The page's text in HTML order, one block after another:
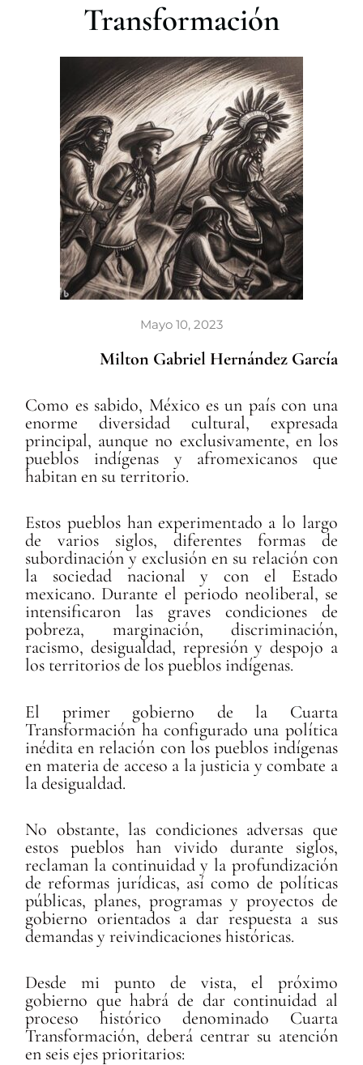
Transformación
Mayo 10, 2023
Milton Gabriel Hernández García
Como es sabido, México es un país con una
enorme diversidad cultural, expresada
principal, aunque no exclusivamente, en los
pueblos indígenas y afromexicanos que
habitan en su territorio.
Estos pueblos han experimentado a lo largo
de varios siglos, diferentes formas de
subordinación y exclusión en su relación con
la sociedad nacional y con el Estado
mexicano. Durante el periodo neoliberal, se
intensificaron las graves condiciones de
pobreza, marginación, discriminación,
racismo, desigualdad, represión y despojo a
los territorios de los pueblos indígenas.
El primer gobierno de la Cuarta
Transformación ha configurado una política
inédita en relación con los pueblos indígenas
en materia de acceso a la justicia y combate a
la desigualdad.
No obstante, las condiciones adversas que
estos pueblos han vivido durante siglos,
reclaman la continuidad y la profundización
de reformas jurídicas, así como de políticas
públicas, planes, programas y proyectos de
gobierno orientados a dar respuesta a sus
demandas y reivindicaciones históricas.
Desde mi punto de vista, el próximo
gobierno que habrá de dar continuidad al
proceso histórico denominado Cuarta
Transformación, deberá centrar su atención
en seis ejes prioritarios: